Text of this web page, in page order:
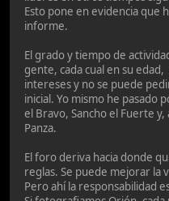
Esto pone en evidencia que
informe.
El grado y tiempo de
gente, cada cual en su
intereses y no se puede
inicial. Yo mismo he pasado
el Bravo, Sancho el Fuerte
Panza.
El foro deriva hacia donde
reglas. Se puede mejorar la
Pero ahí la responsabilidad